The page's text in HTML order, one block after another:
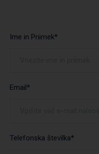
Ime in Priimek*
Email*
Telefonska številka*